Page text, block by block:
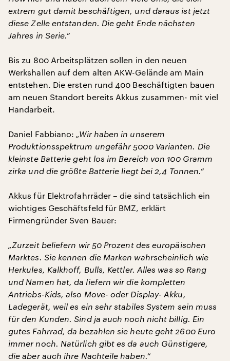
extrem gut damit beschäftigen, und daraus ist jetzt
diese Zelle entstanden. Die geht Ende nächsten
Jahres in Serie.“
Bis zu 800 Arbeitsplätzen sollen in den neuen
Werkshallen auf dem alten AKW-Gelände am Main
entstehen. Die ersten rund 400 Beschäftigten bauen
am neuen Standort bereits Akkus zusammen- mit viel
Handarbeit.
Daniel Fabbiano: „Wir haben in unserem
Produktionsspektrum ungefähr 5000 Varianten. Die
kleinste Batterie geht los im Bereich von 100 Gramm
zirka und die größte Batterie liegt bei 2,4 Tonnen.“
Akkus für Elektrofahrräder – die sind tatsächlich ein
wichtiges Geschäftsfeld für BMZ, erklärt
Firmengründer Sven Bauer:
„Zurzeit beliefern wir 50 Prozent des europäischen
Marktes. Sie kennen die Marken wahrscheinlich wie
Herkules, Kalkhoff, Bulls, Kettler. Alles was so Rang
und Namen hat, da liefern wir die kompletten
Antriebs-Kids, also Move- oder Display- Akku,
Ladegerät, weil es ein sehr stabiles System sein muss
für den Kunden. Sind ja auch noch nicht billig. Ein
gutes Fahrrad, da bezahlen sie heute geht 2600 Euro
immer noch. Natürlich gibt es da auch Günstigere,
die aber auch ihre Nachteile haben.“